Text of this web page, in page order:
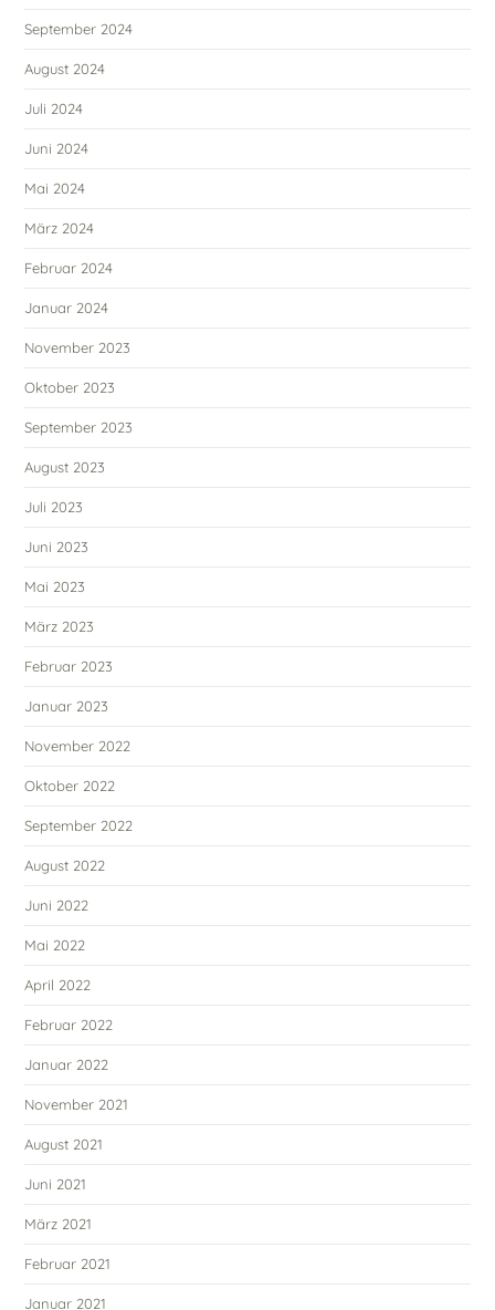
September 2024
August 2024
Juli 2024
Juni 2024
Mai 2024
März 2024
Februar 2024
Januar 2024
November 2023
Oktober 2023
September 2023
August 2023
Juli 2023
Juni 2023
Mai 2023
März 2023
Februar 2023
Januar 2023
November 2022
Oktober 2022
September 2022
August 2022
Juni 2022
Mai 2022
April 2022
Februar 2022
Januar 2022
November 2021
August 2021
Juni 2021
März 2021
Februar 2021
Januar 2021